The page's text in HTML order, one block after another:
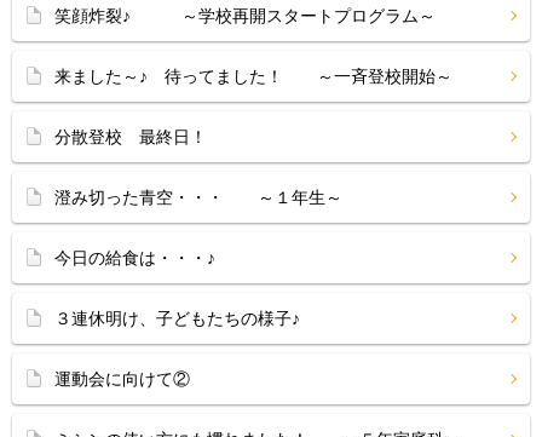
笑顔炸裂♪ ～学校再開スタートプログラム～
来ました～♪ 待ってました！ ～一斉登校開始～
分散登校 最終日！
澄み切った青空・・・ ～１年生～
今日の給食は・・・♪
３連休明け、子どもたちの様子♪
運動会に向けて②